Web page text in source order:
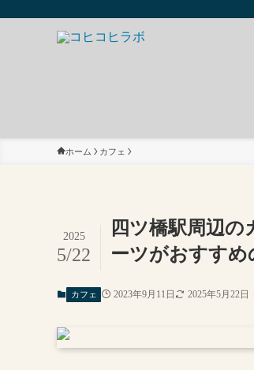
ホーム カフェ
四ツ橋駅周辺
ーツがおすすめ
2025
5/22
カフェ 2023年9月11日 2025年5月22日